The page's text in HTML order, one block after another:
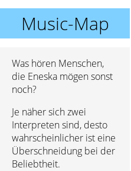
Music-Map
Was hören Menschen,
die Eneska mögen sonst
noch?
Je näher sich zwei
Interpreten sind, desto
wahrscheinlicher ist eine
Überschneidung bei der
Beliebtheit.